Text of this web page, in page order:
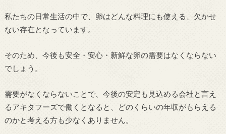
私たちの日常生活の中で、卵はどんな料理にも使える、欠かせ
ない存在となっています。
そのため、今後も安全・安心・新鮮な卵の需要はなくならない
でしょう。
需要がなくならないことで、今後の安定も見込める会社と言え
るアキタフーズで働くとなると、どのくらいの年収がもらえる
のかと考える方も少なくありません。